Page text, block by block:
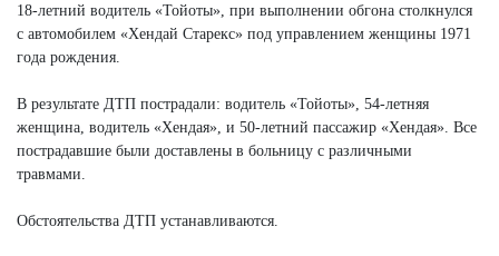
18-летний водитель «Тойоты», при выполнении обгона столкнулся
с автомобилем «Хендай Старекс» под управлением женщины 1971
года рождения.
В результате ДТП пострадали: водитель «Тойоты», 54-летняя
женщина, водитель «Хендая», и 50-летний пассажир «Хендая». Все
пострадавшие были доставлены в больницу с различными
травмами.
Обстоятельства ДТП устанавливаются.